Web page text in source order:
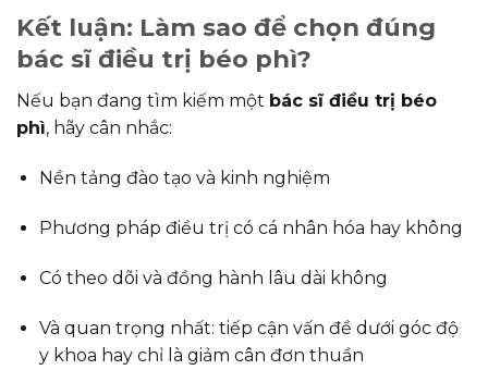
Kết luận: Làm sao để chọn đúng
bác sĩ điều trị béo phì?
Nếu bạn đang tìm kiếm một bác sĩ điều trị béo
phì, hãy cân nhắc:
Nền tảng đào tạo và kinh nghiệm
Phương pháp điều trị có cá nhân hóa hay không
Có theo dõi và đồng hành lâu dài không
Và quan trọng nhất: tiếp cận vấn đề dưới góc độ
y khoa hay chỉ là giảm cân đơn thuần